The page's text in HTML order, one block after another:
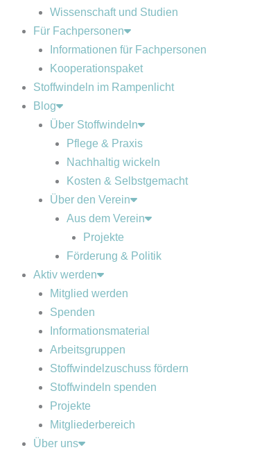
Wissenschaft und Studien
Für Fachpersonen
Informationen für Fachpersonen
Kooperationspaket
Stoffwindeln im Rampenlicht
Blog
Über Stoffwindeln
Pflege & Praxis
Nachhaltig wickeln
Kosten & Selbstgemacht
Über den Verein
Aus dem Verein
Projekte
Förderung & Politik
Aktiv werden
Mitglied werden
Spenden
Informationsmaterial
Arbeitsgruppen
Stoffwindelzuschuss fördern
Stoffwindeln spenden
Projekte
Mitgliederbereich
Über uns